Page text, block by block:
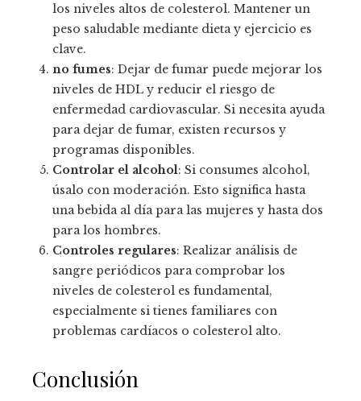
los niveles altos de colesterol. Mantener un
peso saludable mediante dieta y ejercicio es
clave.
no fumes: Dejar de fumar puede mejorar los
niveles de HDL y reducir el riesgo de
enfermedad cardiovascular. Si necesita ayuda
para dejar de fumar, existen recursos y
programas disponibles.
Controlar el alcohol: Si consumes alcohol,
úsalo con moderación. Esto significa hasta
una bebida al día para las mujeres y hasta dos
para los hombres.
Controles regulares: Realizar análisis de
sangre periódicos para comprobar los
niveles de colesterol es fundamental,
especialmente si tienes familiares con
problemas cardíacos o colesterol alto.
Conclusión